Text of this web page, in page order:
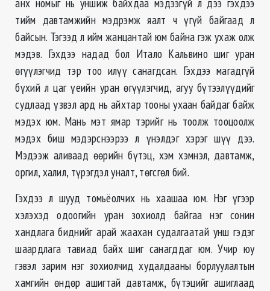
тийм давтамжийн мэдрэмж яалт ч үгүй байгаад л
байсын. Тэгээд л ийм жанцантай юм байна гэж ухаж олж
мэдэв. Гэхдээ надад бол Итало Кальвино шиг уран
өгүүлэгчид тэр тоо илүү санагдсан. Гэхдээ магадгүй
бүхий л цаг үеийн уран өгүүлэгчид, агуу бүтээлүүдийг
судлаад үзвэл ард нь айхтар тооны ухаан байдаг байж
мэдэх юм. Мань мэт ямар тэрийг нь тоолж тооцоолж
мэдэх биш мэдэрснээрээ л үнэлдэг хэрэг шүү дээ.
Мэдээж аливаад өөрийн бүтэц, хэм хэмнэл, давтамж,
оргил, халил, түрэгдэл уналт, төгсгөл бий.
Гэхдээ л шууд томьёолчих нь хаашаа юм. Нэг үгээр
хэлэхэд одоогийн уран зохиолд байгаа нэг сонин
хандлага биднийг арай жаахан судалгаатай унш гэдэг
шаардлага тавиад байх шиг санагддаг юм. Учир юу
гэвэл зарим нэг зохиолчид худалдааны борлуулалтын
хамгийн өндөр ашигтай давтамж, бүтэцийг ашиглаад